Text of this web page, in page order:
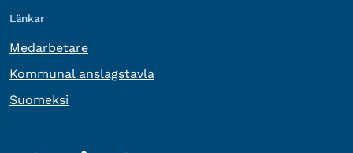
Länkar
Medarbetare
Kommunal anslagstavla
Suomeksi